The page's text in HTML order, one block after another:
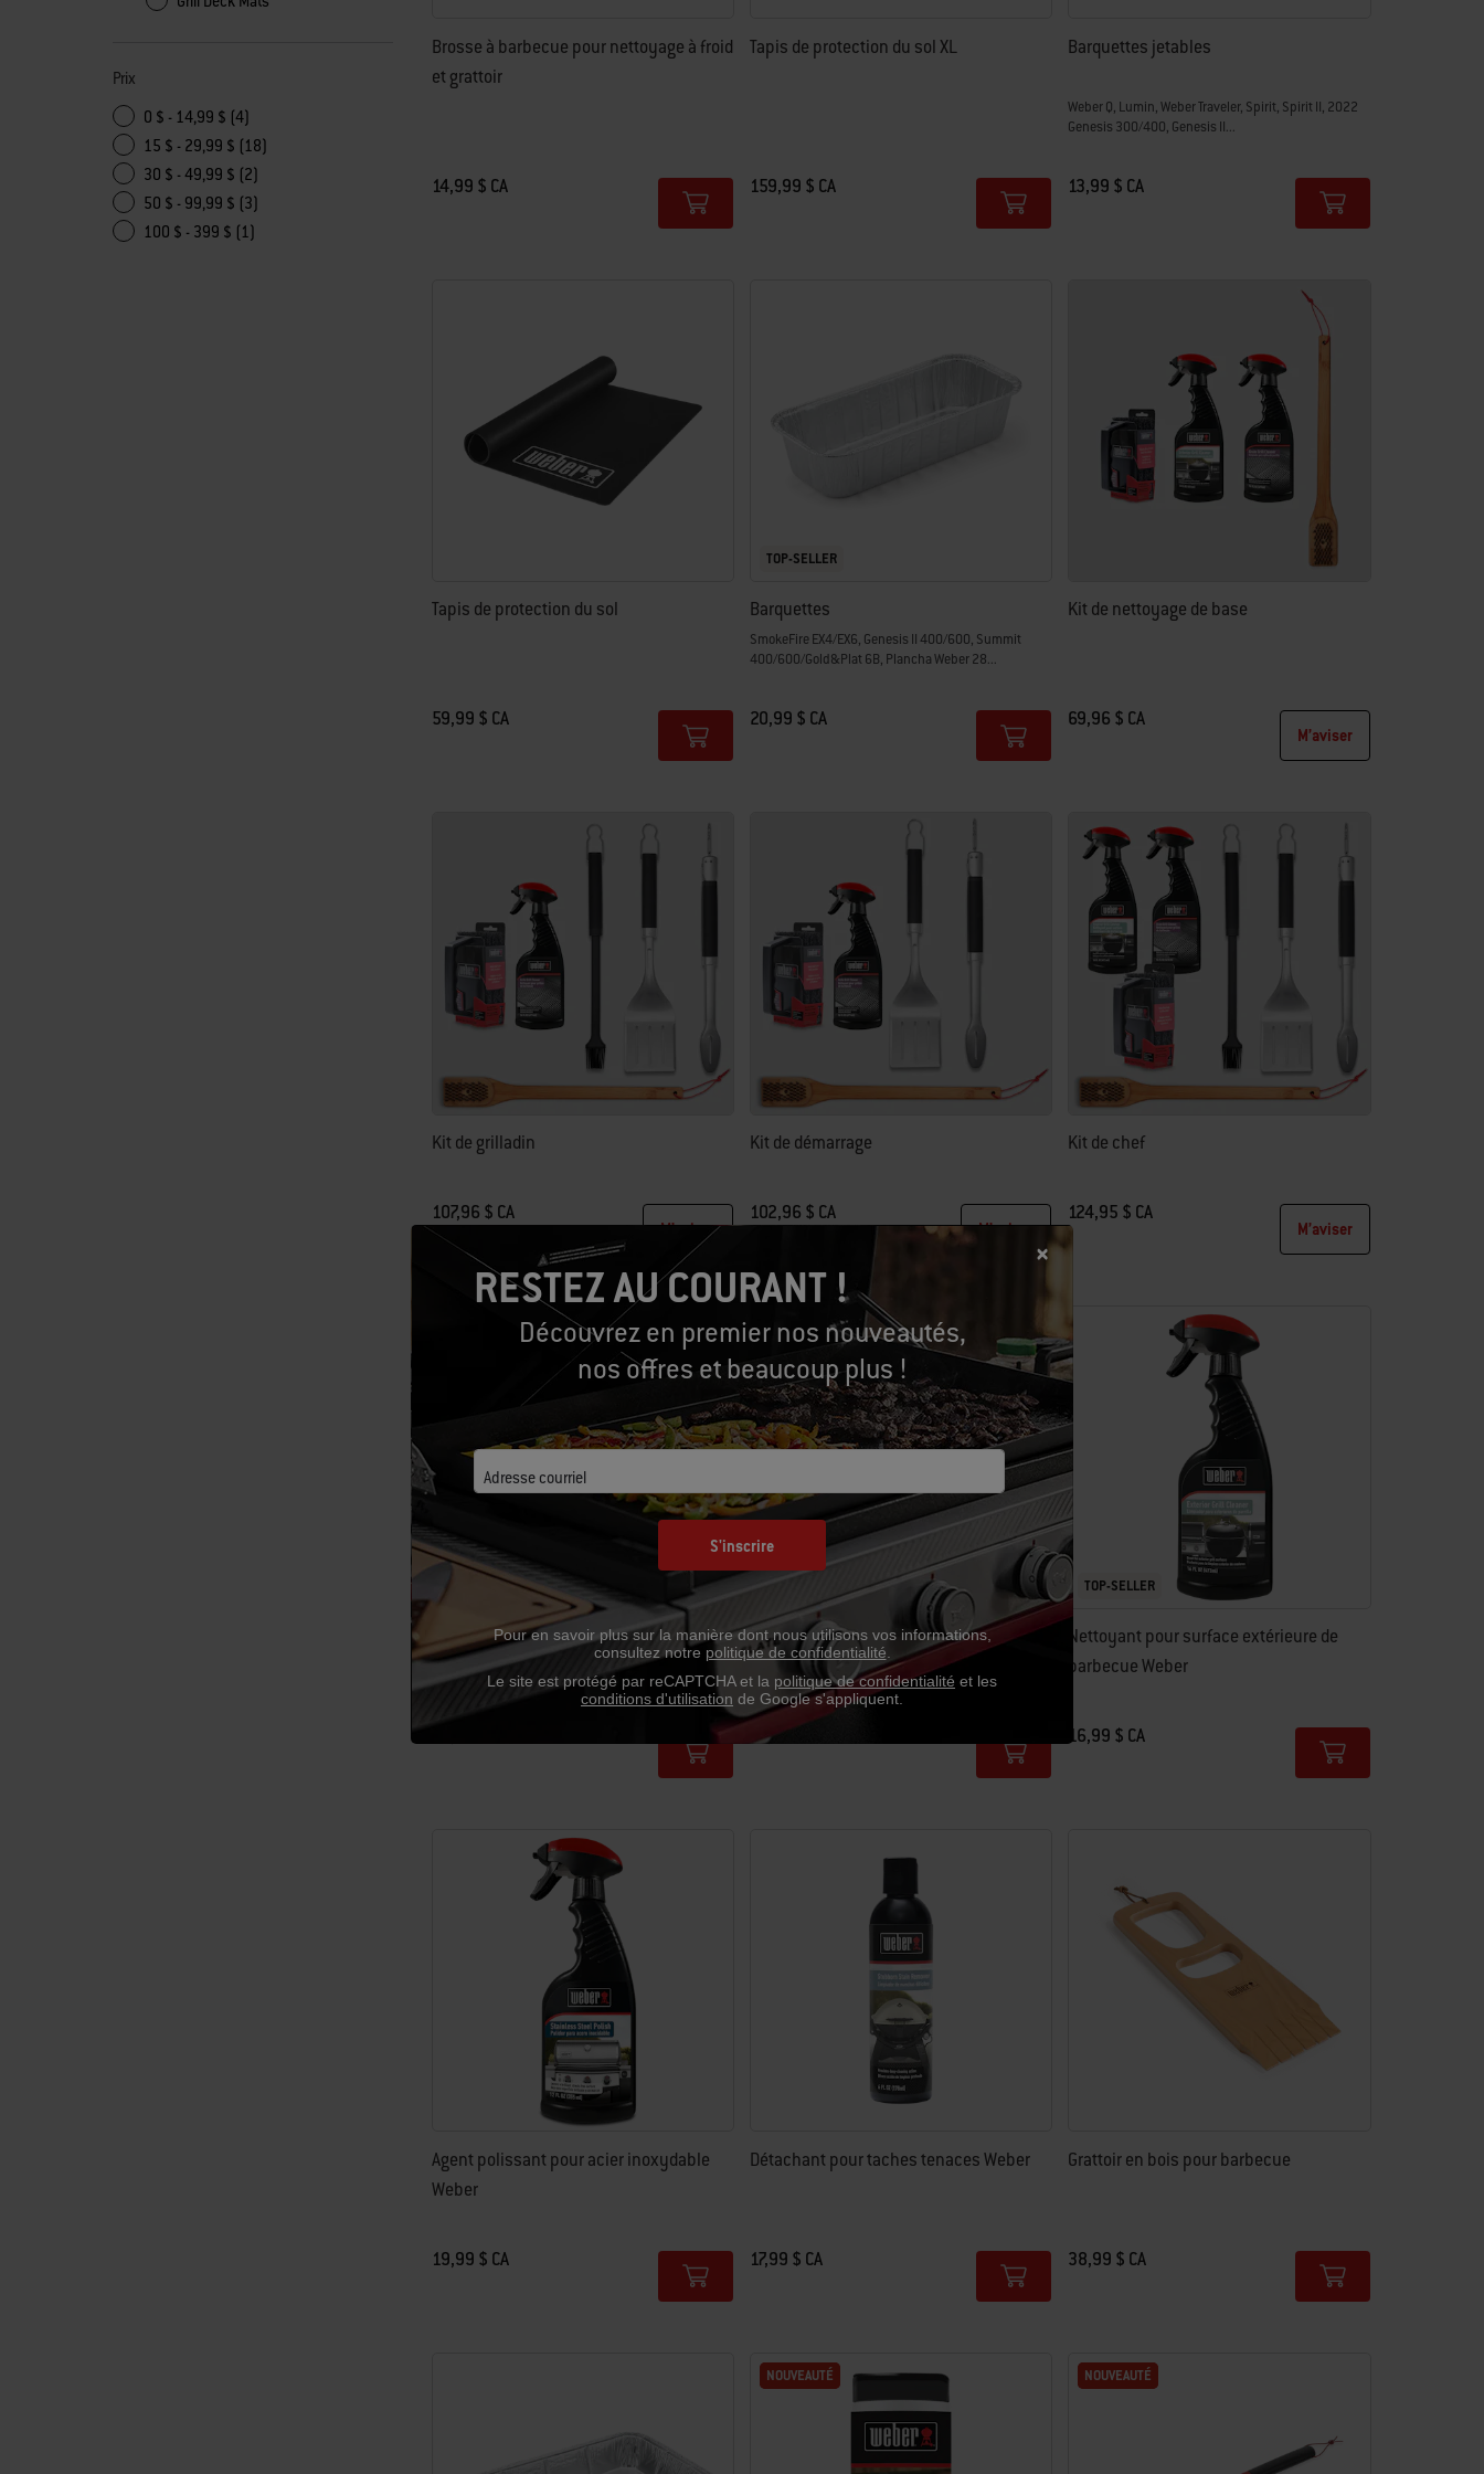
Prix
0 $ - 14,99 $ (4)
15 $ - 29,99 $ (18)
30 $ - 49,99 $ (2)
50 $ - 99,99 $ (3)
100 $ - 399 $ (1)
Brosse à barbecue pour nettoyage à froid
et grattoir
14,99 $ CA
Tapis de protection du sol XL
159,99 $ CA
Barquettes jetables
Weber Q, Lumin, Weber Traveler, Spirit, Spirit II, 2022
Genesis 300/400, Genesis II...
13,99 $ CA
Tapis de protection du sol
59,99 $ CA
TOP-SELLER
Barquettes
SmokeFire EX4/EX6, Genesis II 400/600, Summit
400/600/Gold&Plat 6B, Plancha Weber 28...
20,99 $ CA
Kit de nettoyage de base
69,96 $ CA
M’aviser
Kit de grilladin
107,96 $ CA
M’aviser
Kit de démarrage
102,96 $ CA
M’aviser
Kit de chef
124,95 $ CA
M’aviser
Brosse à barbecue - 18 po, en bambou Brosse à barbecue - 12 po, en bambou
14,99 $ CA
TOP-SELLER
Nettoyant pour surface extérieure de
barbecue Weber
16,99 $ CA
Agent polissant pour acier inoxydable
Weber
19,99 $ CA
Détachant pour taches tenaces Weber
17,99 $ CA
Grattoir en bois pour barbecue
38,99 $ CA
NOUVEAUTÉ
NOUVEAUTÉ NOUVEAUTÉ
NOUVEAUTÉ
RESTEZ AU COURANT !
Découvrez en premier nos nouveautés,
nos offres et beaucoup plus !
Adresse courriel
S'inscrire
Pour en savoir plus sur la manière dont nous utilisons vos informations,
consultez notre politique de confidentialité
Le site est protégé par reCAPTCHA et la politique de confidentialité et les
conditions d'utilisation de Google s'appliquent.